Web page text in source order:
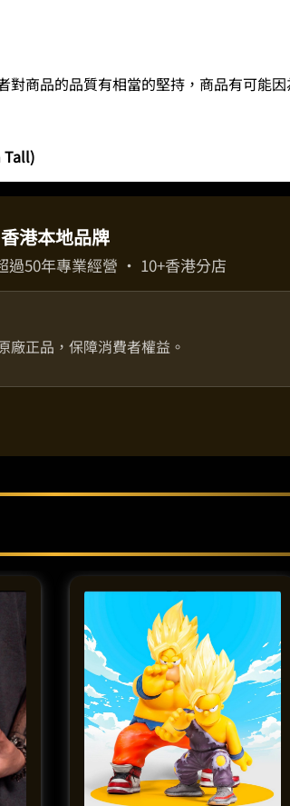
商品的品質有相當的堅持，商品有可能因
Tall)
香港本地品牌
過50年專業經營 · 10+香港分店
廠正品，保障消費者權益。